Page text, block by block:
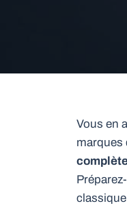
Vous en
marques